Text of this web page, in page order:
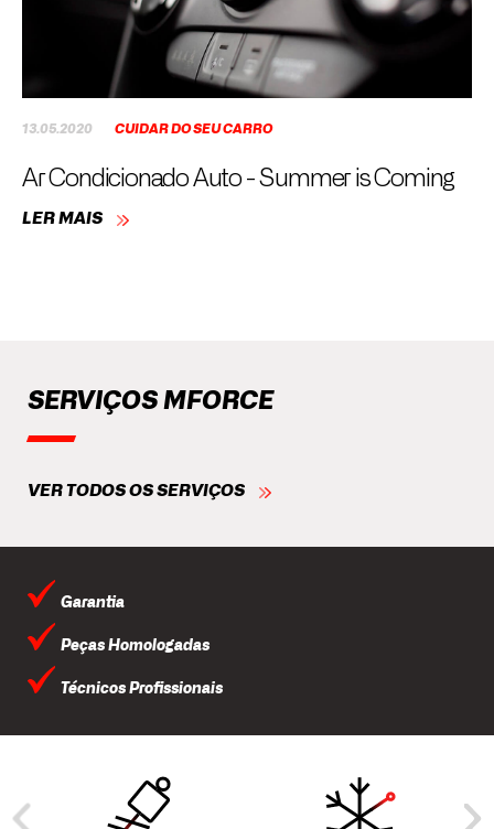
13.05.2020 CUIDAR DO SEU CARRO
Ar Condicionado Auto - Summer is Coming
LER MAIS
SERVIÇOS MFORCE
VER TODOS OS SERVIÇOS
Garantia
Peças Homologadas
Técnicos Profissionais